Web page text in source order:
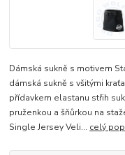
Dámská sukně s motivem
dámská sukně s všitými
přídavkem elastanu střih
pruženkou a šňůrkou na
Single Jersey Veli... celý